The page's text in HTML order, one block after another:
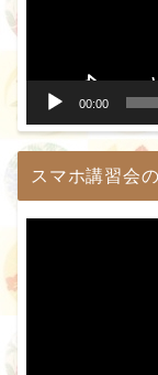
00:00
スマホ講習会